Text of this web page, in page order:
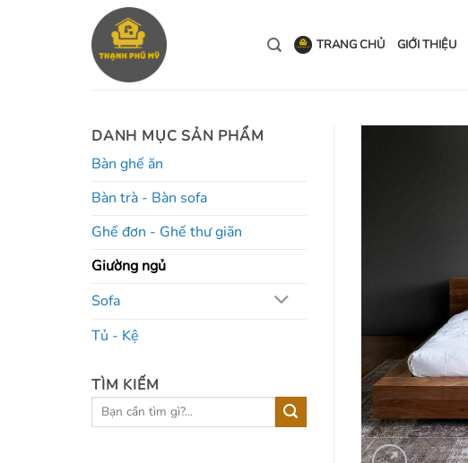
TRANG CHỦ GIỚI THIỆU
DANH MỤC SẢN PHẨM
Bàn ghế ăn
Bàn trà - Bàn sofa
Ghế đơn - Ghế thư giãn
Giường ngủ
Sofa
Tủ - Kệ
TÌM KIẾM
Tìm
kiếm: